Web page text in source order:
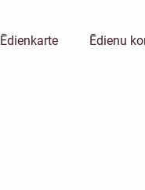
Ēdienkarte Ēdienu